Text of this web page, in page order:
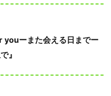
ーまた会える日までー
』